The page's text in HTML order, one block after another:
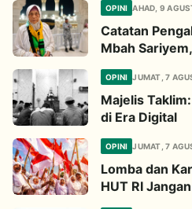
OPINI AHAD, 9
Catatan
Mbah
OPINI JUMAT, 7
Majelis
di Era Digital
OPINI JUMAT, 7
Lomba dan
HUT RI